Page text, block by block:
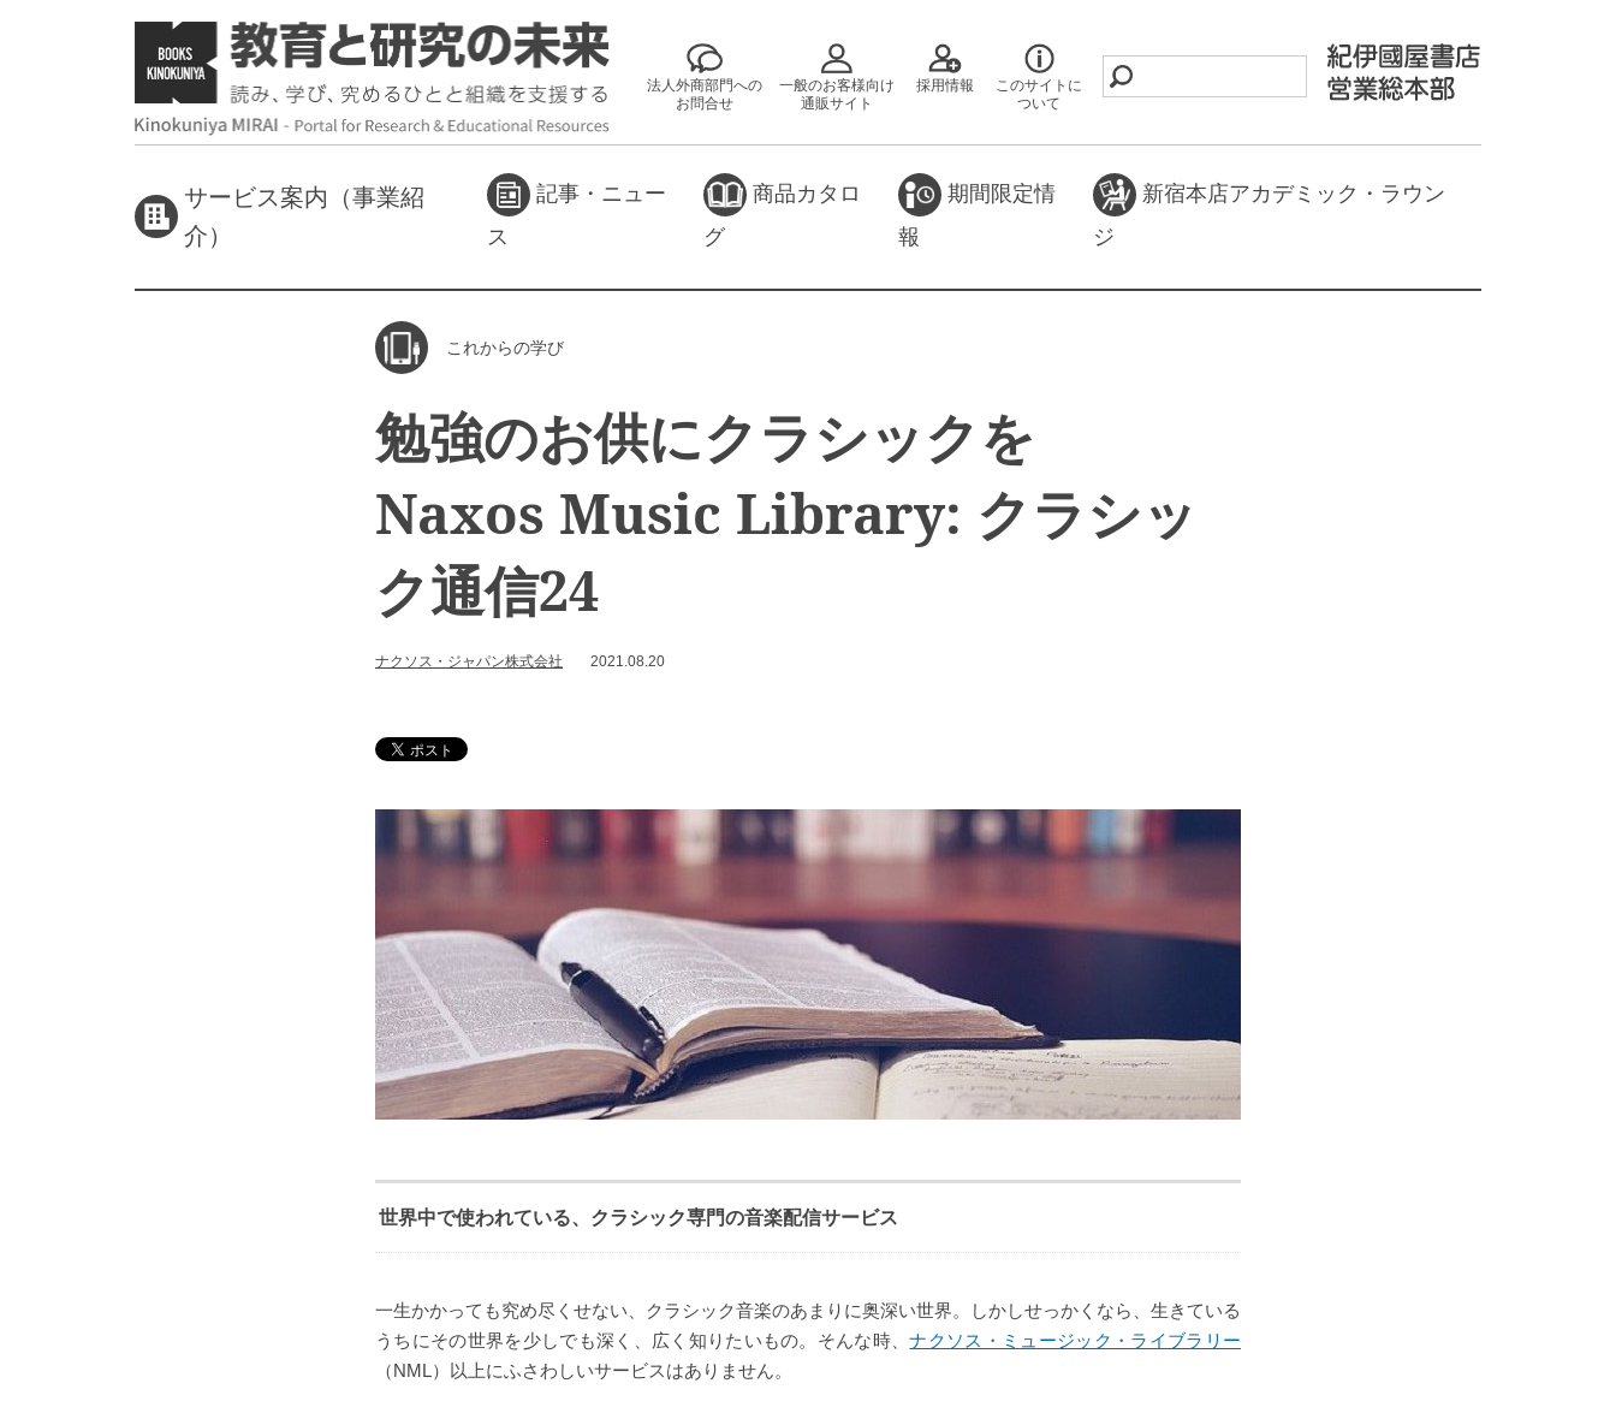
法人外商部門への
お問合せ
一般のお客様向け
通販サイト
採用情報
このサイトに
ついて
サービス案内（事業紹
介）
記事・ニュー
ス
商品カタロ
グ
期間限定情
報
新宿本店アカデミック・ラウン
ジ
これからの学び
勉強のお供にクラシックを
Naxos Music Library: クラシッ
ク通信24
ナクソス・ジャパン株式会社 2021.08.20
世界中で使われている、クラシック専門の音楽配信サービス
一生かかっても究め尽くせない、クラシック音楽のあまりに奥深い世界。しかしせっかくなら、生きている
うちにその世界を少しでも深く、広く知りたいもの。そんな時、ナクソス・ミュージック・ライブラリー
（NML）以上にふさわしいサービスはありません。